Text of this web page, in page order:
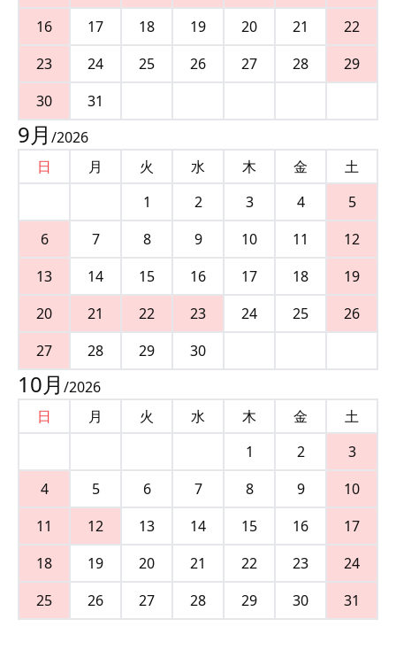
16
17 18 19 20 21
22
23
24 25 26 27 28
29
30
31
9月 /2026
日
月 火 水 木 金
土
1
2 3 4
5
6
7 8 9 10 11
12
13
14 15 16 17 18
19
20
21 22 23 24 25
26
27
28 29 30
10月 /2026
日
月 火 水 木 金
土
1
2
3
4
5 6 7 8 9
10
11
12 13 14 15 16
17
18
19 20 21 22 23
24
25
26 27 28 29 30 31